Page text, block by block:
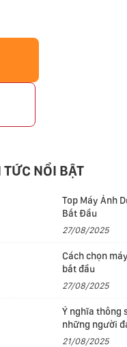
TỨC NỔI BẬT
Top Máy Ảnh
Bắt Đầu
27/08/2025
Cách chọn
bắt đầu
27/08/2025
Ý nghĩa thông
những người
21/08/2025